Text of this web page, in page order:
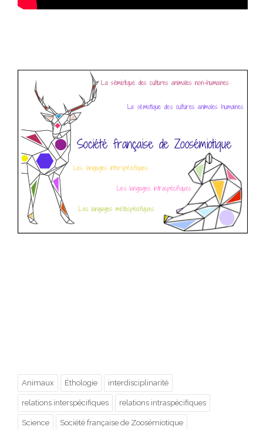
Animaux Éthologie interdisciplinarité
relations interspécifiques relations intraspécifiques
Science Société française de Zoosémiotique